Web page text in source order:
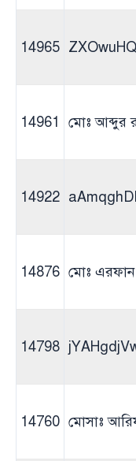
14965
14961 মোঃ আব্দুর
14922
14876 মোঃ
14798
14760 মোসাঃ